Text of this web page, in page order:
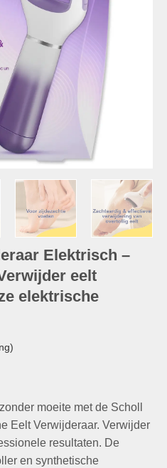
Elektrisch –
eelt
elektrische
moeite met de Scholl
Eelt Verwijderaar. Verwijder
resultaten. De
en synthetische